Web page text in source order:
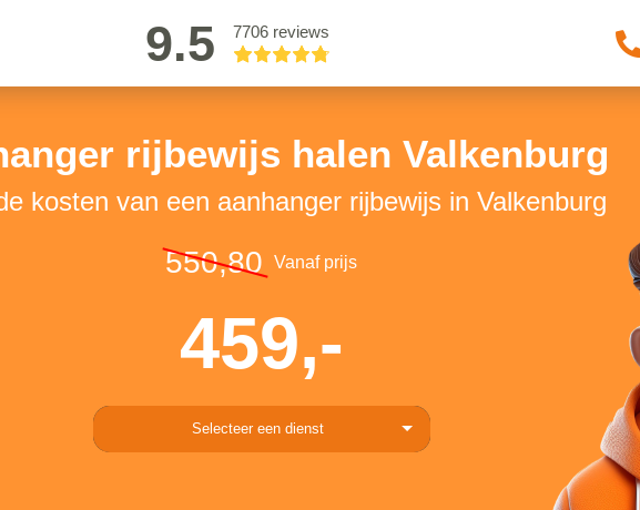
9.5 7706 reviews
rijbewijs halen Valkenburg
kosten van een aanhanger rijbewijs in Valkenburg
550,80 Vanaf prijs
459,-
Selecteer een dienst